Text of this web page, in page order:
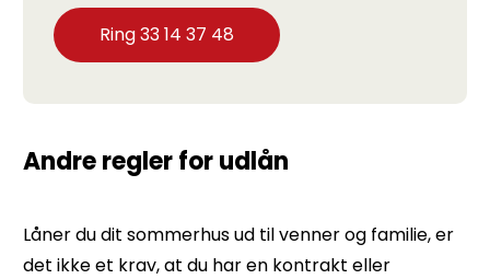
Ring 33 14 37 48
Andre regler for udlån
Låner du dit sommerhus ud til venner og familie, er
det ikke et krav, at du har en kontrakt eller